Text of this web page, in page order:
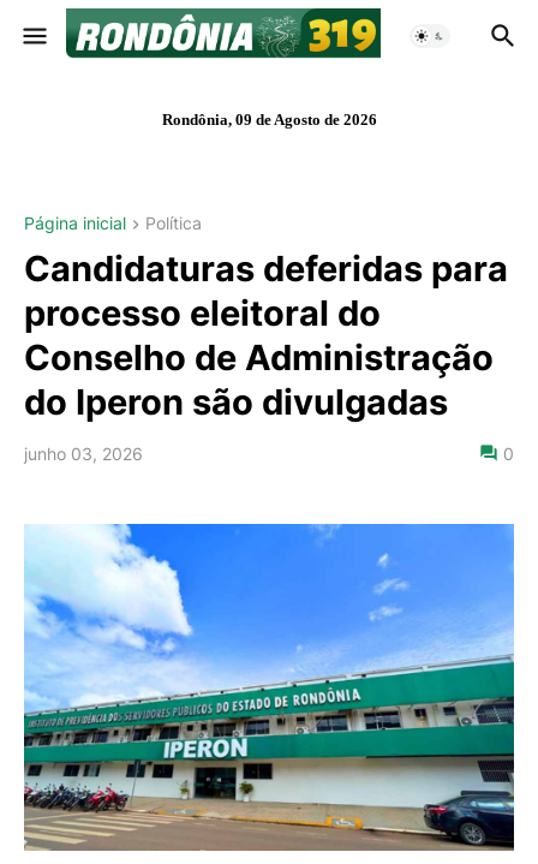
Rondônia, 09 de Agosto de 2026
Página inicial Política
Candidaturas deferidas para
processo eleitoral do
Conselho de Administração
do Iperon são divulgadas
junho 03, 2026 0